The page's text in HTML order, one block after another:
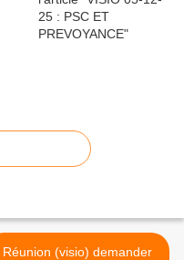
Réunion (visio) demander